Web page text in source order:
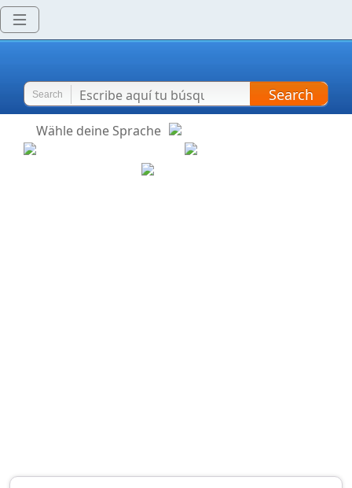
Search Search
Wähle deine Sprache